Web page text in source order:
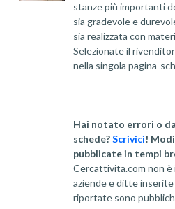
stanze più importanti
sia gradevole e
sia realizzata con
Selezionate il
nella singola pagina-
Hai notato errori o
schede?Scrivici!
pubblicate in tempi
Cercattivita.com non è
aziende e ditte
riportate sono